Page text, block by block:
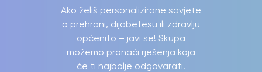
Ako želiš personalizirane savjete
o prehrani, dijabetesu ili zdravlju
općenito – javi se! Skupa
možemo pronaći rješenja koja
će ti najbolje odgovarati.